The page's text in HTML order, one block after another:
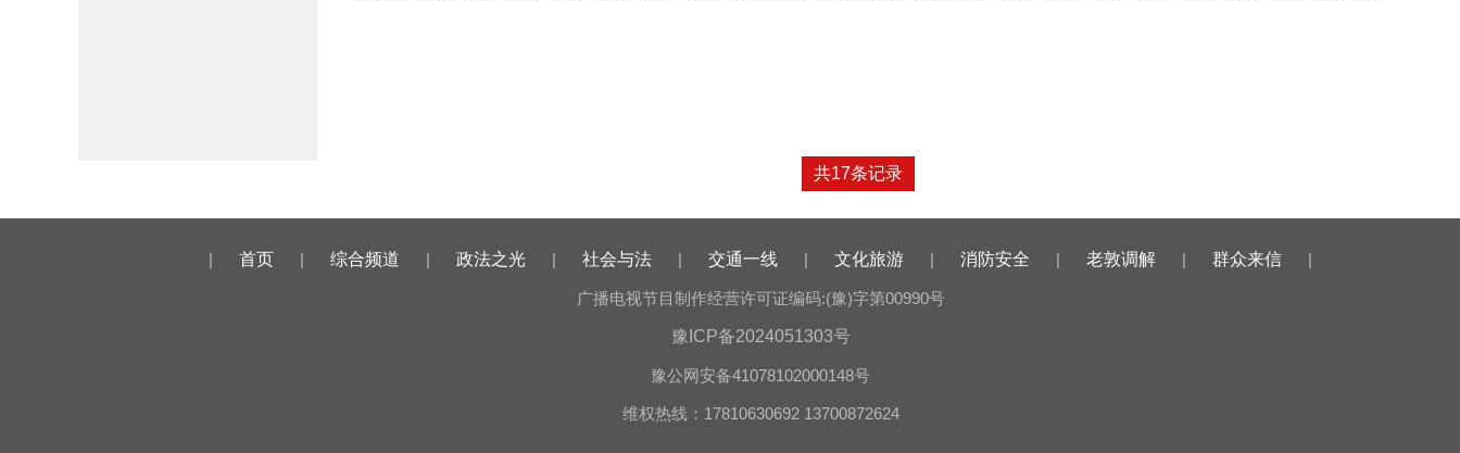
共17条记录
| 首页 | 综合频道 | 政法之光 | 社会与法 | 交通一线 | 文化旅游 | 消防安全 | 老敦调解 | 群众来信 |
广播电视节目制作经营许可证编码:(豫)字第00990号
豫ICP备2024051303号
豫公网安备41078102000148号
维权热线：17810630692 13700872624